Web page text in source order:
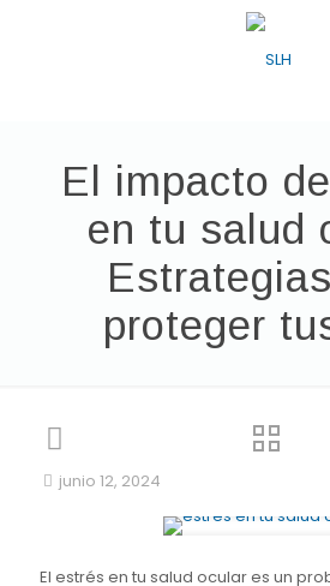
El impacto
en tu salud
proteger
junio 12, 2024
El estrés en tu salud ocular es un